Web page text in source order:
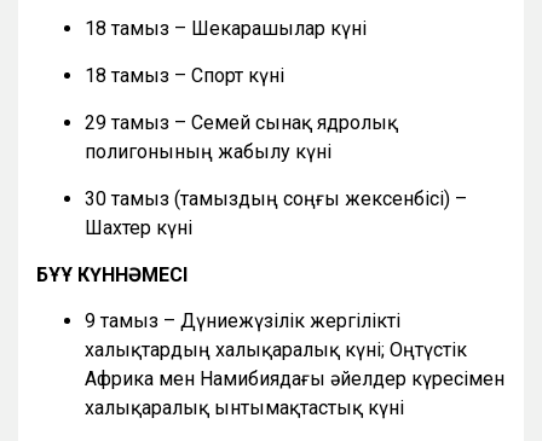
18 тамыз – Шекарашылар күні
18 тамыз – Спорт күні
29 тамыз – Семей сынақ ядролық
полигонының жабылу күні
30 тамыз (тамыздың соңғы жексенбісі) –
Шахтер күні
БҰҰ КҮННӘМЕСІ
9 тамыз – Дүниежүзілік жергілікті
халықтардың халықаралық күні; Оңтүстік
Африка мен Намибиядағы әйелдер күресімен
халықаралық ынтымақтастық күні